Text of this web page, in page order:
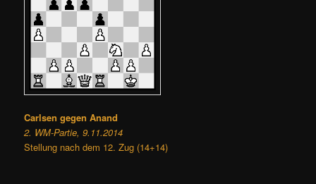
Carlsen gegen Anand
2. WM-Partie, 9.11.2014
Stellung nach dem 12. Zug (14+14)